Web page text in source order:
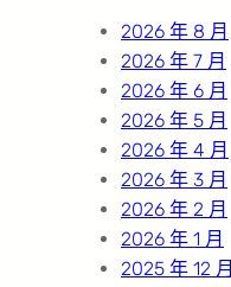
2026 年 8 月
2026 年 7 月
2026 年 6 月
2026 年 5 月
2026 年 4 月
2026 年 3 月
2026 年 2 月
2026 年 1 月
2025 年 12 月